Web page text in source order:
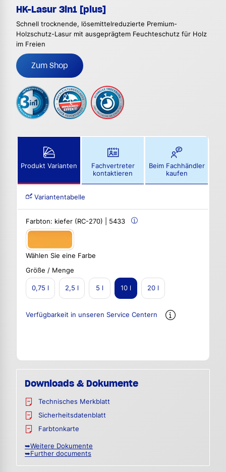
HK-Lasur 3in1 [plus]
Schnell trocknende, lösemittelreduzierte Premium-
Holzschutz-Lasur mit ausgeprägtem Feuchteschutz für Holz
im Freien
Zum Shop
Produkt Varianten
Fachvertreter
kontaktieren
Beim Fachhändler
kaufen
Variantentabelle
Farbton: kiefer (RC-270) | 5433
Wählen Sie eine Farbe
Größe / Menge
0,75 l 2,5 l 5 l 10 l 20 l
Verfügbarkeit in unseren Service Centern
Downloads & Dokumente
Technisches Merkblatt
Sicherheitsdatenblatt
Farbtonkarte
➥Weitere Dokumente
➥Further documents